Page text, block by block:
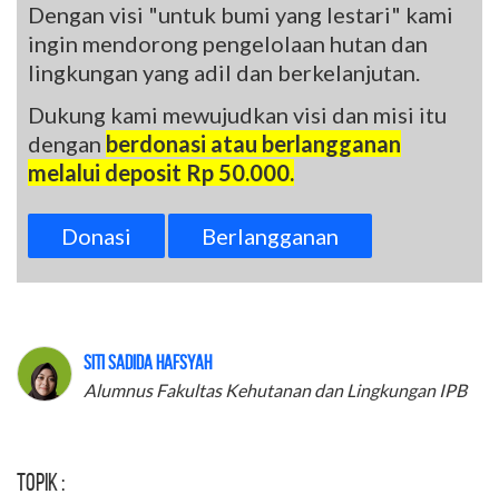
Dengan visi "untuk bumi yang lestari" kami
ingin mendorong pengelolaan hutan dan
lingkungan yang adil dan berkelanjutan.
Dukung kami mewujudkan visi dan misi itu
dengan berdonasi atau berlangganan
melalui deposit Rp 50.000.
Donasi Berlangganan
Siti Sadida Hafsyah
Alumnus Fakultas Kehutanan dan Lingkungan IPB
Topik :